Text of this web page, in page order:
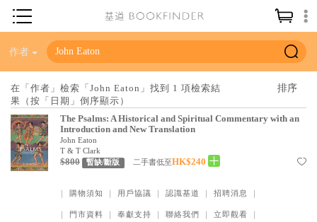
神學／教義
聖經
信仰入門
教會歷史
作者
在「作者」檢索「John Eaton」找到 1 項檢索結
果（按「日期」倒序顯示）
The Psalms: A Historical and Spiritual Commentary with an
Introduction and New Translation
John Eaton
T & T Clark
$800 暫缺/斷版 二手書低至HK$240
｜ 購物須知 ｜ 用戶協議 ｜ 認識基道 ｜ 招聘消息 ｜
｜ 門市資料 ｜ 奉獻支持 ｜ 聯絡我們 ｜ 立即觀看 ｜